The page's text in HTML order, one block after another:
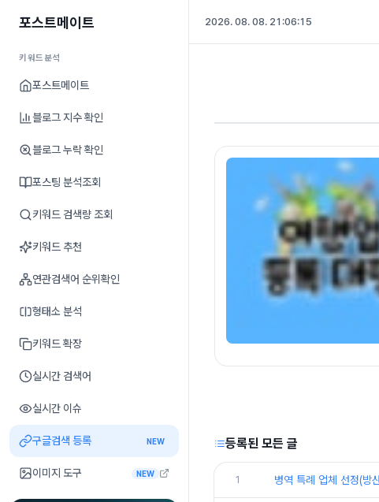
포스트메이트
키워드분석
포스트메이트
블로그 지수 확인
블로그 누락 확인
포스팅 분석조회
키워드 검색량 조회
키워드 추천
연관검색어 순위확인
형태소 분석
키워드 확장
실시간 검색어
실시간 이슈
구글검색 등록 NEW
이미지 도구 NEW
2026. 08. 08. 21:06:16
등록된 모든 글
1 병역 특례 업체 선정(방